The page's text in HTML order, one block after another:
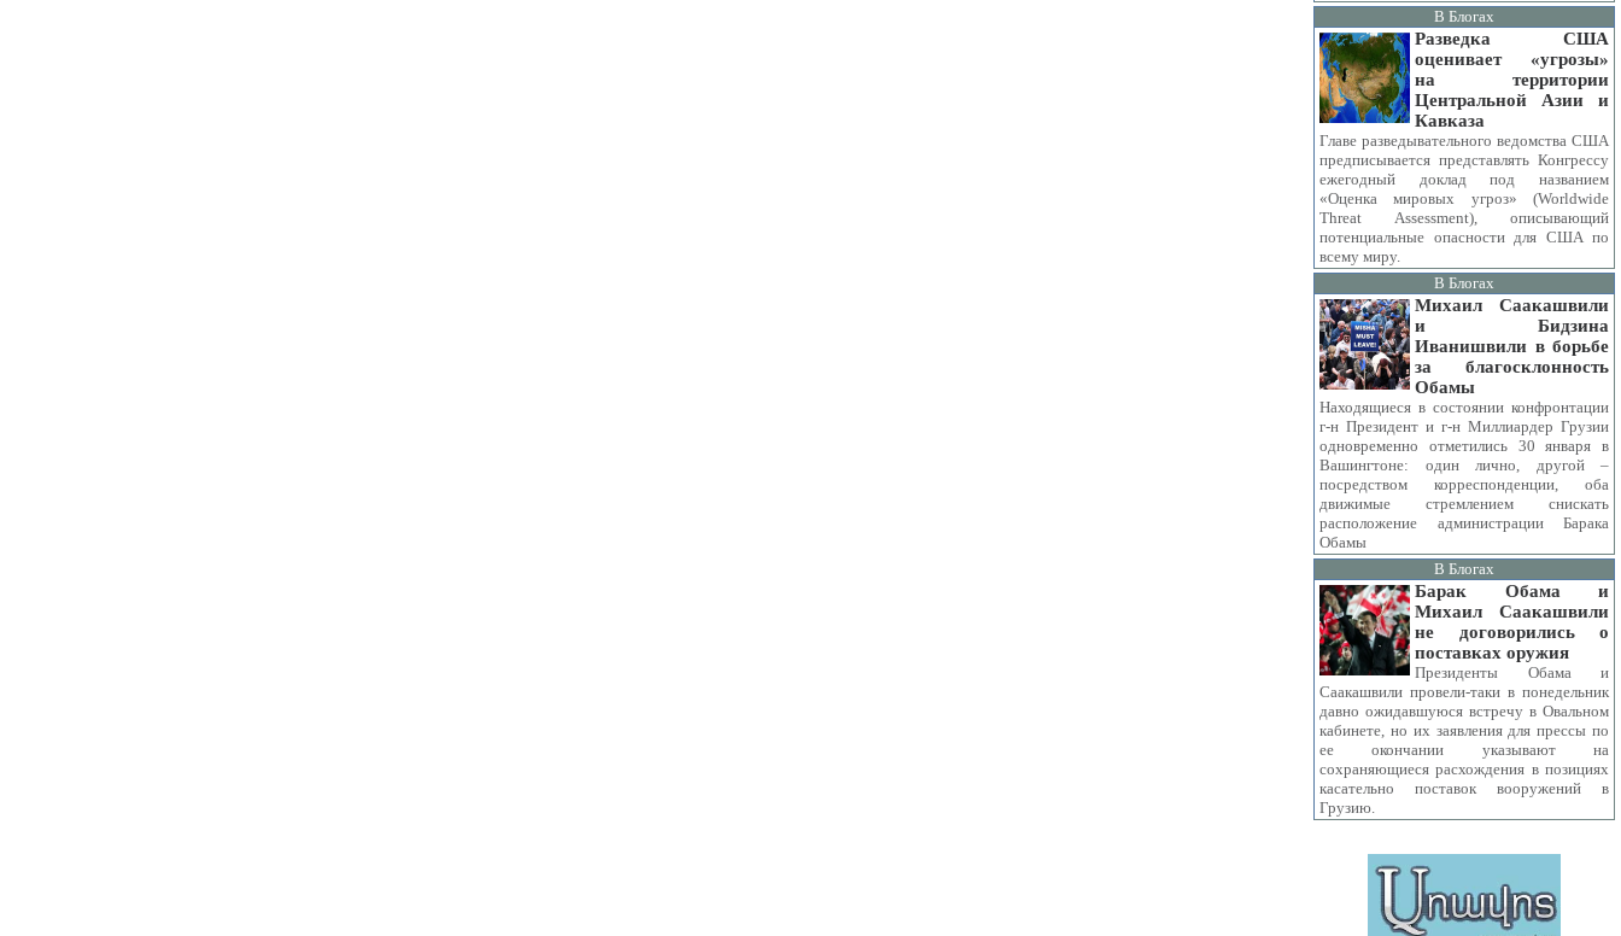
В Блогах
Разведка США
оценивает «угрозы»
на территории
Центральной Азии и
Кавказа
Главе разведывательного ведомства США
предписывается представлять Конгрессу
ежегодный доклад под названием
«Оценка мировых угроз» (Worldwide
Threat Assessment), описывающий
потенциальные опасности для США по
всему миру.
В Блогах
Михаил Саакашвили
и Бидзина
Иванишвили в борьбе
за благосклонность
Обамы
Находящиеся в состоянии конфронтации
г-н Президент и г-н Миллиардер Грузии
одновременно отметились 30 января в
Вашингтоне: один лично, другой –
посредством корреспонденции, оба
движимые стремлением снискать
расположение администрации Барака
Обамы
В Блогах
Барак Обама и
Михаил Саакашвили
не договорились о
поставках оружия
Президенты Обама и
Саакашвили провели-таки в понедельник
давно ожидавшуюся встречу в Овальном
кабинете, но их заявления для прессы по
ее окончании указывают на
сохраняющиеся расхождения в позициях
касательно поставок вооружений в
Грузию.